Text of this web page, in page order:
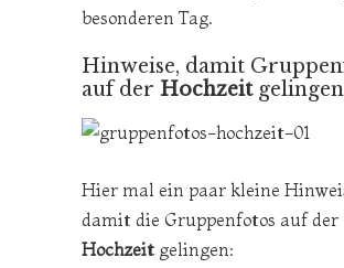
besonderen Tag.
Hinweise, damit
auf der Hochzeit gelingen
Hier mal ein paar kleine
damit die Gruppenfotos auf der
Hochzeit gelingen: